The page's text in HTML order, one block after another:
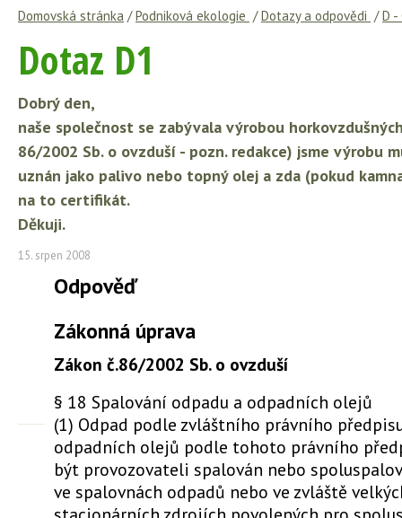
Domovská stránka /Podniková ekologie /Dotazy a odpovědi /D -
Dotaz D1
Dobrý den,
naše společnost se zabývala výrobou
86/2002 Sb. o ovzduší - pozn. redakce) jsme výrobu
uznán jako palivo nebo topný olej a zda (pokud
na to certifikát.
Děkuji.
15. srpen 2008
Odpověď
Zákonná úprava
Zákon č.86/2002 Sb. o ovzduší
§ 18 Spalování odpadu a odpadních olejů
(1) Odpad podle zvláštního právního
odpadních olejů podle tohoto právního
být provozovateli spalován nebo
ve spalovnách odpadů nebo ve zvláště